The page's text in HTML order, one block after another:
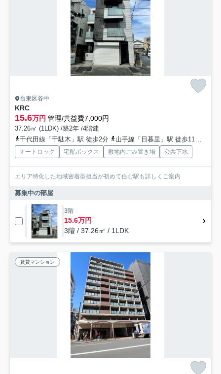
台東区谷中
KRC
15.6万円 管理/共益費7,000円
37.26㎡ (1LDK) /築2年 /4階建
千代田線「千駄木」駅 徒歩2分
山手線「日暮里」駅 徒歩11分
オートロック 宅配ボックス 敷地内ごみ置き場 公共下水
エリア特化した地域密着型担当が初めて住む駅も詳しくご案内
募集中の部屋
3階
15.6万円
3階 / 37.26㎡ / 1LDK
賃貸マンション